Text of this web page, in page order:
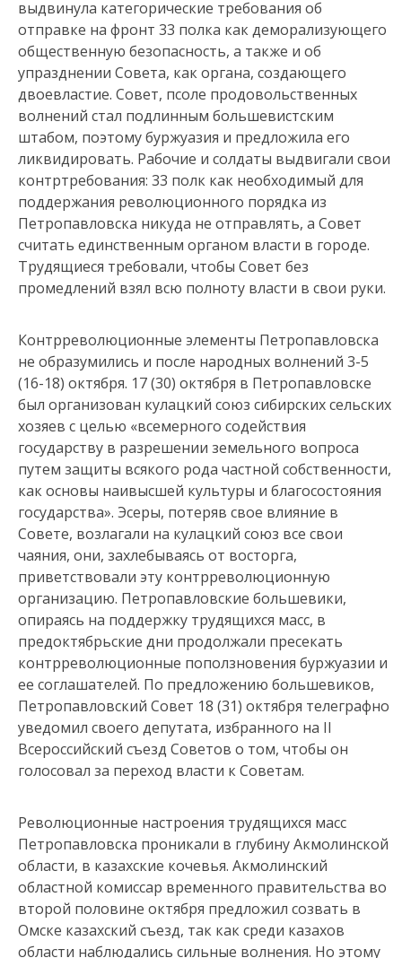
выдвинула категорические требования об
отправке на фронт 33 полка как деморализующего
общественную безопасность, а также и об
упразднении Совета, как органа, создающего
двоевластие. Совет, псоле продовольственных
волнений стал подлинным большевистским
штабом, поэтому буржуазия и предложила его
ликвидировать. Рабочие и солдаты выдвигали свои
контртребования: 33 полк как необходимый для
поддержания революционного порядка из
Петропавловска никуда не отправлять, а Совет
считать единственным органом власти в городе.
Трудящиеся требовали, чтобы Совет без
промедлений взял всю полноту власти в свои руки.
Контрреволюционные элементы Петропавловска
не образумились и после народных волнений 3-5
(16-18) октября. 17 (30) октября в Петропавловске
был организован кулацкий союз сибирских сельских
хозяев с целью «всемерного содействия
государству в разрешении земельного вопроса
путем защиты всякого рода частной собственности,
как основы наивысшей культуры и благосостояния
государства». Эсеры, потеряв свое влияние в
Совете, возлагали на кулацкий союз все свои
чаяния, они, захлебываясь от восторга,
приветствовали эту контрреволюционную
организацию. Петропавловские большевики,
опираясь на поддержку трудящихся масс, в
предоктябрьские дни продолжали пресекать
контрреволюционные поползновения буржуазии и
ее соглашателей. По предложению большевиков,
Петропавловский Совет 18 (31) октября телеграфно
уведомил своего депутата, избранного на II
Всероссийский съезд Советов о том, чтобы он
голосовал за переход власти к Советам.
Революционные настроения трудящихся масс
Петропавловска проникали в глубину Акмолинской
области, в казахские кочевья. Акмолинский
областной комиссар временного правительства во
второй половине октября предложил созвать в
Омске казахский съезд, так как среди казахов
области наблюдались сильные волнения. Но этому